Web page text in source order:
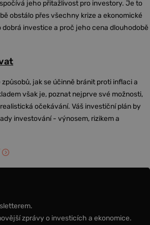
jeho přitažlivost pro investory. Je to
obstálo přes všechny krize a ekonomické
investice a proč jeho cena dlouhodobě
jak se účinně bránit proti inflaci a
však je, poznat nejprve své možnosti,
očekávání. Váš investiční plán by
investování - výnosem, rizikem a
zprávy o investicích a ekonomice.